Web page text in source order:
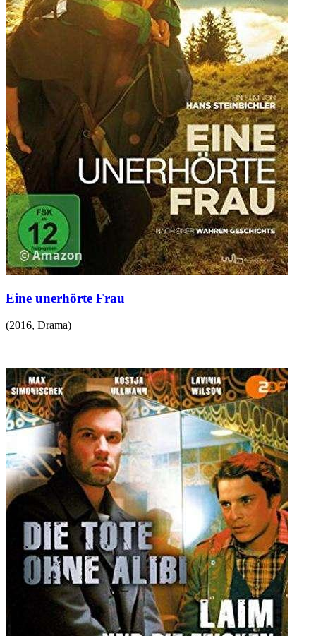
Eine unerhörte Frau
(2016, Drama)